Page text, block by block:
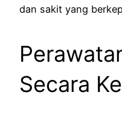
dan sakit yang
Secara